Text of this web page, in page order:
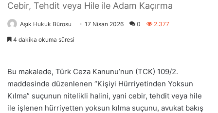
Cebir, Tehdit veya Hile ile Adam Kaçırma
Aşık Hukuk Bürosu 17 Nisan 2026 0 2.377
4 dakika okuma süresi
Bu makalede, Türk Ceza Kanunu’nun (TCK) 109/2.
maddesinde düzenlenen “Kişiyi Hürriyetinden Yoksun
Kılma” suçunun nitelikli halini, yani cebir, tehdit veya hile
ile işlenen hürriyetten yoksun kılma suçunu, avukat bakış